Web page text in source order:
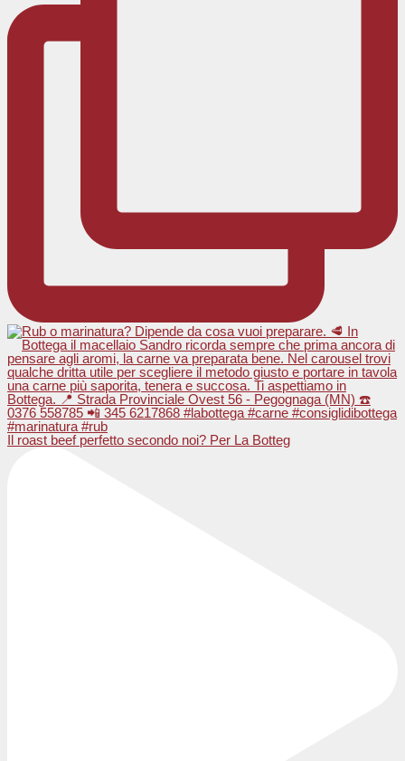
Il roast beef perfetto secondo noi? Per La Botteg